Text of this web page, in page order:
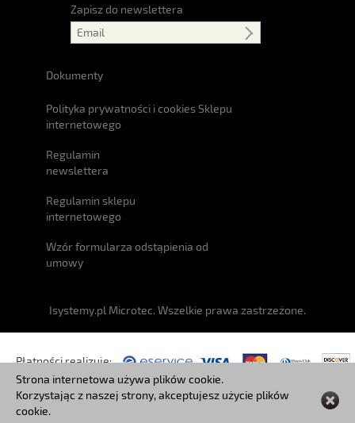
Strona internetowa używa plików cookie.
Korzystając z naszej strony, akceptujesz użycie plików
cookie.
Czat ze sprzedawcą
Zapisz do newslettera
Dokumenty
Polityka prywatności i cookies Sklepu
internetowego
Regulamin
newslettera
Regulamin sklepu
internetowego
Wzór formularza odstąpienia od
umowy
Isystemy.pl Microtec. Wszelkie prawa zastrzeżone.
Płatności realizuje:
Przesyłki: